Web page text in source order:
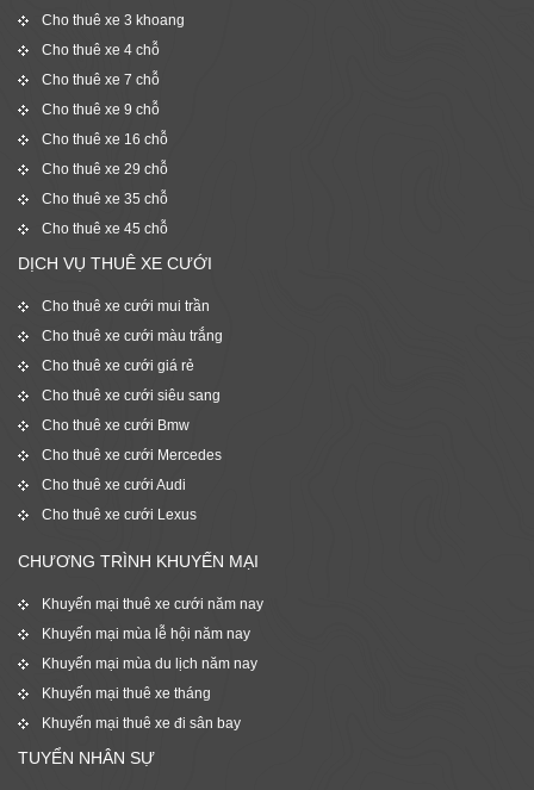
Cho thuê xe 3 khoang
Cho thuê xe 4 chỗ
Cho thuê xe 7 chỗ
Cho thuê xe 9 chỗ
Cho thuê xe 16 chỗ
Cho thuê xe 29 chỗ
Cho thuê xe 35 chỗ
Cho thuê xe 45 chỗ
DỊCH VỤ THUÊ XE CƯỚI
Cho thuê xe cưới mui trần
Cho thuê xe cưới màu trắng
Cho thuê xe cưới giá rẻ
Cho thuê xe cưới siêu sang
Cho thuê xe cưới Bmw
Cho thuê xe cưới Mercedes
Cho thuê xe cưới Audi
Cho thuê xe cưới Lexus
CHƯƠNG TRÌNH KHUYẾN MẠI
Khuyến mại thuê xe cưới năm nay
Khuyến mại mùa lễ hội năm nay
Khuyến mại mùa du lịch năm nay
Khuyến mại thuê xe tháng
Khuyến mại thuê xe đi sân bay
TUYỂN NHÂN SỰ